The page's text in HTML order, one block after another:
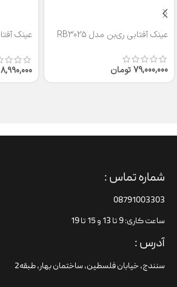
عینک آفتابی ری‌بن مدل RB3025
79,000,000تومان
8,990,000
شماره تماس :
08791003303
ساعت کاری: 9 تا 13 و 15 تا 19
آدرس :
سنندج، خیابان فلسطین،‌ ساختمان بهار، طبقه2